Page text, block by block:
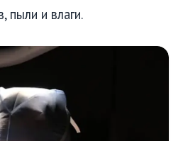
пыли и влаги.